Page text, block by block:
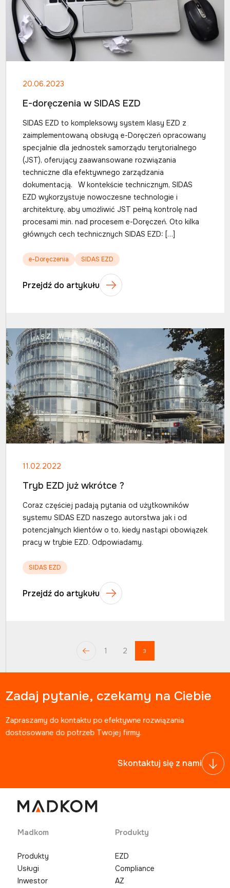
20.06.2023
E-doręczenia w SIDAS EZD
SIDAS EZD to kompleksowy system klasy EZD z
zaimplementowaną obsługą e-Doręczeń opracowany
specjalnie dla jednostek samorządu terytorialnego
(JST), oferujący zaawansowane rozwiązania
techniczne dla efektywnego zarządzania
dokumentacją. W kontekście technicznym, SIDAS
EZD wykorzystuje nowoczesne technologie i
architekturę, aby umożliwić JST pełną kontrolę nad
procesami min. nad procesem e-Doręczeń. Oto kilka
głównych cech technicznych SIDAS EZD: […]
e-Doręczenia SIDAS EZD
Przejdź do artykułu
11.02.2022
Tryb EZD już wkrótce ?
Coraz częściej padają pytania od użytkowników
systemu SIDAS EZD naszego autorstwa jak i od
potencjalnych klientów o to, kiedy nastąpi obowiązek
pracy w trybie EZD. Odpowiadamy.
SIDAS EZD
Przejdź do artykułu
1 2 3
Zadaj pytanie, czekamy na Ciebie
Zapraszamy do kontaktu po efektywne rozwiązania
dostosowane do potrzeb Twojej firmy.
Skontaktuj się z nami
Madkom
Produkty
Usługi
Inwestor
Produkty
EZD
Compliance
AZ